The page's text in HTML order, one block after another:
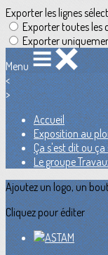
Exporter les lignes
Exporter toutes les
Exporter
Menu
<
>
Accueil
Exposition au
Ça s'est dit ou
Le groupe
Ajoutez un logo, un
Cliquez pour éditer